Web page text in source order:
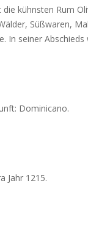
die kühnsten Rum
Süßwaren,
In seiner
Dominicano.
Jahr 1215.